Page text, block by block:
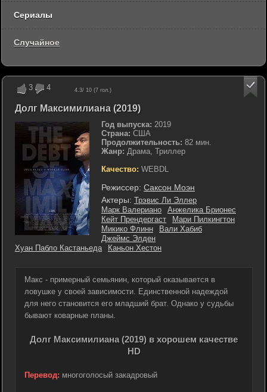
3 4 4.3/ 10 (7 гол.)
Долг Максимилиана (2019)
Год выпуска: 2019
Страна: США
Продолжительность: 82 мин.
Жанр: Драма, Триллер
Качество: WEBDL
Режиссер: Саксон Моэн
Актеры: Трэвис Ли Эллер
Марк Валериано
Анжелика Брионес
Кейт Прендергаст
Мари Пилкингтон
Микико Флинн
Вали Хабиб
Джеймс Элден
Хуан Пабло Кастаньеда
Каньон Хестон
Макс - примерный семьянин, который оказывается в
ловушке у своей зависимости. Единственной надеждой
для него становится его младший брат. Однако у судьбы
бывают коварные планы.
Долг Максимилиана (2019) в хорошем качестве
HD
Перевод: многоголосый закадровый
Сериалы
Случайное